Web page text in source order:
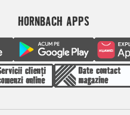
HORNBACH APPS